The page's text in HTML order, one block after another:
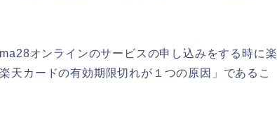
オンラインのサービスの申し込みをする時に楽
天カードの有効期限切れが１つの原因」であるこ